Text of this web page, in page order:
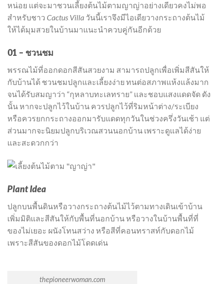
หน่อย แต่จะมาชวนเลี้ยงต้นไม้ตามญาญ่าอย่างเดียวคงไม่พอ
สำหรับชาว Cactus Villa วันนี้เราจึงมีไอเดียวางกระถางต้นไม้
ให้ได้มุมสวยในบ้านมาแนะนำควบคู่กันอีกด้วย
01 – ชวนชม
พรรณไม้ที่ออกดอกสีสันสวยงาม สามารถปลูกเพื่อเพิ่มสีสันให้
กับบ้านได้ ชวนชมปลูกและเลี้ยงง่าย ทนต่อสภาพแห้งแล้งมาก
จนได้รับสมญาว่า “กุหลาบทะเลทราย” และชอบแสงแดดจัด ดัง
นั้น หากจะปลูกไว้ในบ้าน ควรปลูกไว้ที่ริมหน้าต่าง/ระเบียง
หรือควรยกกระถางออกมารับแดดทุกวันในช่วงครึ่งวันเช้า แต่
ส่วนมากจะนิยมปลูกบริเวณสวนนอกบ้าน เพราะดูแลได้ง่าย
และสะดวกกว่า
Plant Idea
ปลูกบนพื้นดินหรือวางกระถางต้นไม้ไว้ตามทางเดินเข้าบ้าน
เพิ่มมิติและสีสันให้กับพื้นที่นอกบ้าน หรือวางในบ้านพื้นที่ที่
ของไม่เยอะ ผนังโทนสว่าง หรือสีที่คอนทราสท์กับดอกไม้
เพราะสีสันของดอกไม้โดดเด่น
thepioneerwoman.com